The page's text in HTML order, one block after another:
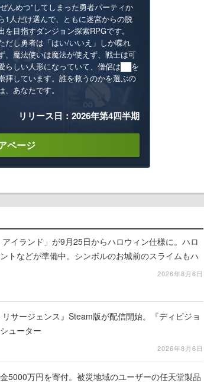
ぜんめつ”してしまった勇者パーティか
1人だけ選んで、ともに迷宮からの脱
を目指すダンジョン探索RPGです。
だし勇者は「はい/いいえ」しか喋れ
、魔法使いは魔法が使えず、戦士は可
らしい人形になっていて、僧侶は██を
拝しています。誰を救うのかを選ぶの
、あなたです。
リリース日：2026年第4四半期
ページ
イランド」が9月25日からハロウィン仕様に。ハロ
トなどが準備中。シンボルのお城前のスライムもハ
2026年8月6日
サージェンス』Steam版が配信開始。『ディビジョ
ューター
2026年8月6日
5000万円を寄付。被災地域のユーザーの任天堂製品